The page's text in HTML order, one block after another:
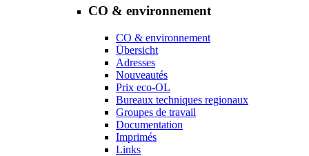
CO & environnement
CO & environnement
Übersicht
Adresses
Nouveautés
Prix eco-OL
Bureaux techniques regionaux
Groupes de travail
Documentation
Imprimés
Links